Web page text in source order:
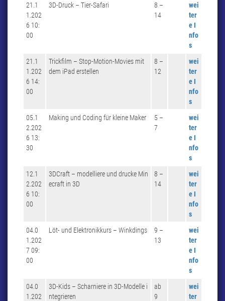
21.1
1.202
6 10:
00
3D-Druck – Tier-Safari
8 –
14
wei
ter
e I
nfo
s
21.1
1.202
6 14:
00
Trickfilm – Stop-Motion-Movies mit
dem iPad erstellen
8 –
12
wei
ter
e I
nfo
s
05.1
2.202
6 13:
30
Making und Coding für kleine Maker
5 –
7
wei
ter
e I
nfo
s
12.1
2.202
6 10:
00
3DCraft – modelliere und drucke Min
ecraft in 3D
8 –
14
wei
ter
e I
nfo
s
04.0
1.202
7 09:
00
Löt- und Elektronikkurs – Winkdings
9 –
13
wei
ter
e I
nfo
s
04.0
1.202
3D-Kids – Scharniere in 3D-Modelle i
ntegrieren
ab
9
wei
ter